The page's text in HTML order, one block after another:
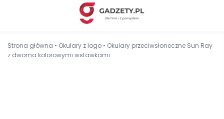
Strona główna • Okulary z logo • Okulary przeciwsłoneczne Sun Ray
z dwoma kolorowymi wstawkami